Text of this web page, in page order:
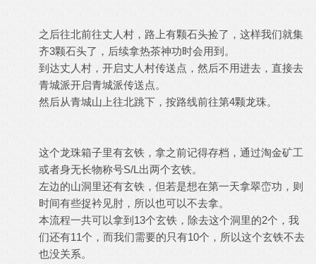
之后往北前往丈人村，路上有颗石头捡了，这样我们就集
齐3颗石头了，后续拿热茶神功时会用到。
到达丈人村，开启丈人村传送点，然后不用进去，直接去
青城派开启青城派传送点。
然后从青城山上往北跳下，按路线前往第4颗龙珠。
这个龙珠箱子里有玄铁，拿之前记得存档，通过淘金矿工
或者身无长物称号S/L出两个玄铁。
左边的山洞里还有玄铁，但若是想在第一天拿翠峦功，则
时间有些捉衿见肘，所以也可以不去拿。
本流程一共可以拿到13个玄铁，除去这个洞里的2个，我
们还有11个，而我们需要的只有10个，所以这个玄铁不去
也没关系。